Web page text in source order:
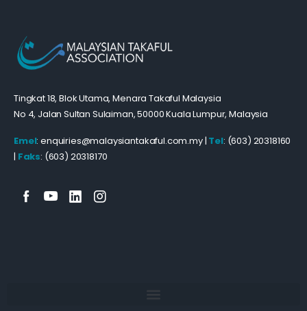
Tingkat 18, Blok Utama, Menara Takaful Malaysia
No 4, Jalan Sultan Sulaiman, 50000 Kuala Lumpur, Malaysia
Emel: enquiries@malaysiantakaful.com.my | Tel: (603) 20318160
| Faks: (603) 20318170